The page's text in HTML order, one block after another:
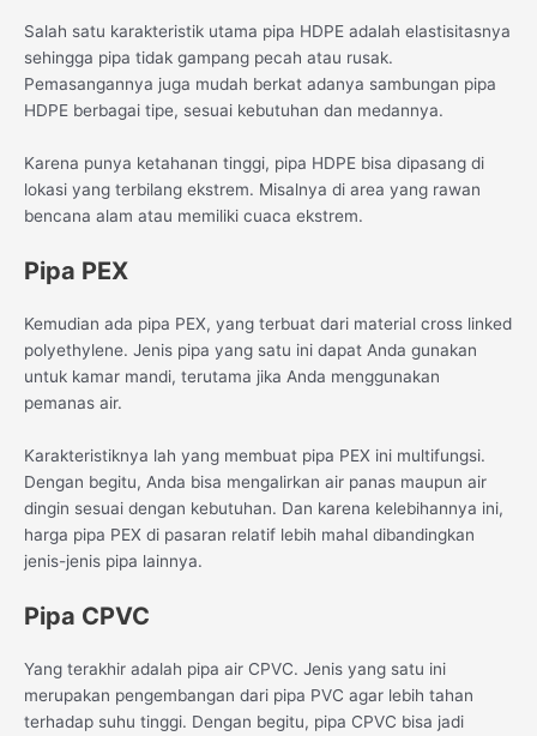
Salah satu karakteristik utama pipa HDPE adalah elastisitasnya
sehingga pipa tidak gampang pecah atau rusak.
Pemasangannya juga mudah berkat adanya sambungan pipa
HDPE berbagai tipe, sesuai kebutuhan dan medannya.
Karena punya ketahanan tinggi, pipa HDPE bisa dipasang di
lokasi yang terbilang ekstrem. Misalnya di area yang rawan
bencana alam atau memiliki cuaca ekstrem.
Pipa PEX
Kemudian ada pipa PEX, yang terbuat dari material cross linked
polyethylene. Jenis pipa yang satu ini dapat Anda gunakan
untuk kamar mandi, terutama jika Anda menggunakan
pemanas air.
Karakteristiknya lah yang membuat pipa PEX ini multifungsi.
Dengan begitu, Anda bisa mengalirkan air panas maupun air
dingin sesuai dengan kebutuhan. Dan karena kelebihannya ini,
harga pipa PEX di pasaran relatif lebih mahal dibandingkan
jenis-jenis pipa lainnya.
Pipa CPVC
Yang terakhir adalah pipa air CPVC. Jenis yang satu ini
merupakan pengembangan dari pipa PVC agar lebih tahan
terhadap suhu tinggi. Dengan begitu, pipa CPVC bisa jadi